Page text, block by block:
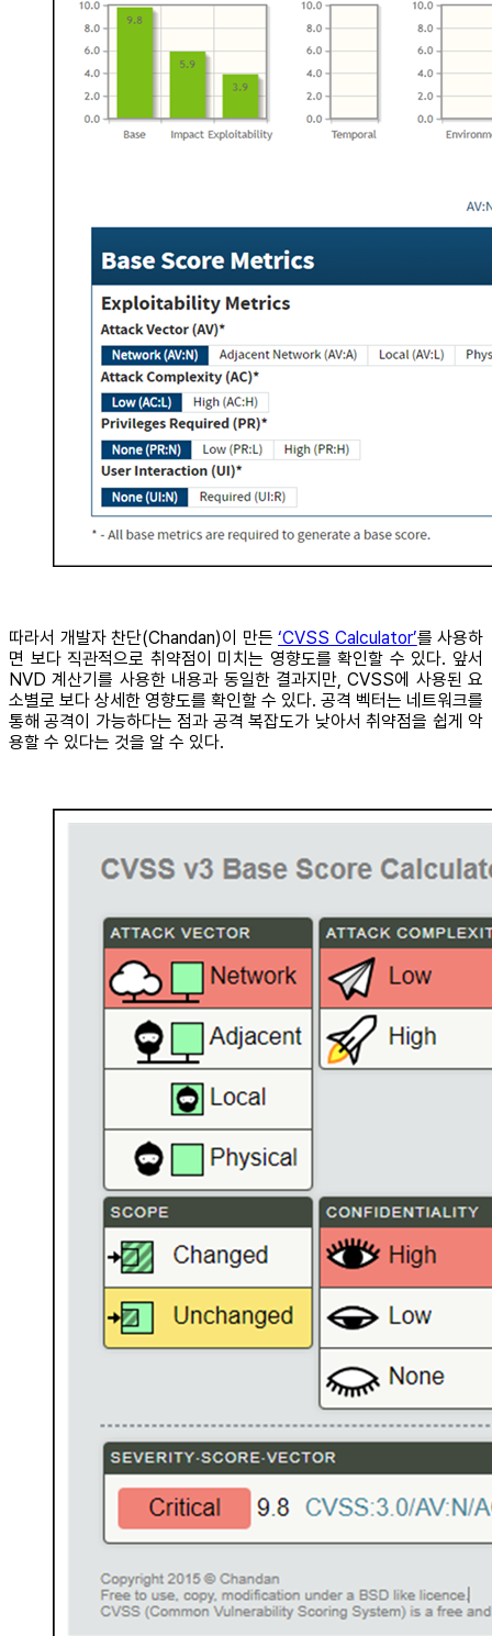
따라서 개발자 찬단(Chandan)이 만든 ‘CVSS Calculator’를 사용하
면 보다 직관적으로 취약점이 미치는 영향도를 확인할 수 있다. 앞서
NVD 계산기를 사용한 내용과 동일한 결과지만, CVSS에 사용된 요
소별로 보다 상세한 영향도를 확인할 수 있다. 공격 벡터는 네트워크를
통해 공격이 가능하다는 점과 공격 복잡도가 낮아서 취약점을 쉽게 악
용할 수 있다는 것을 알 수 있다.